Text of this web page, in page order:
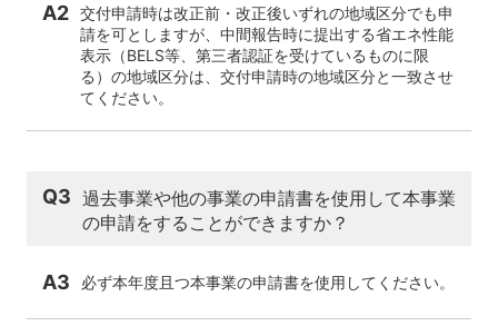
A2 交付申請時は改正前・改正後いずれの地域区分でも申
請を可としますが、中間報告時に提出する省エネ性能
表示（BELS等、第三者認証を受けているものに限
る）の地域区分は、交付申請時の地域区分と一致させ
てください。
Q3 過去事業や他の事業の申請書を使用して本事業
の申請をすることができますか？
A3 必ず本年度且つ本事業の申請書を使用してください。